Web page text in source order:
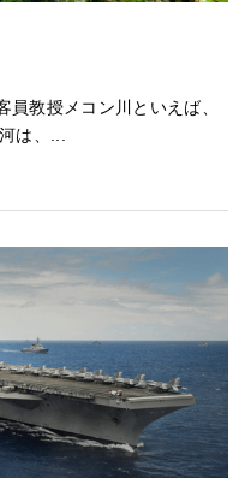
教授メコン川といえば、
河は、...